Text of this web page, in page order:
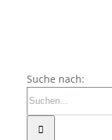
Suche nach: